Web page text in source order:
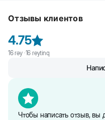
кислородом для
Состав: 100% белая
Отзывы клиентов
4.75
16rəy ·16 reytinq
Чтобы написать отзыв, вы